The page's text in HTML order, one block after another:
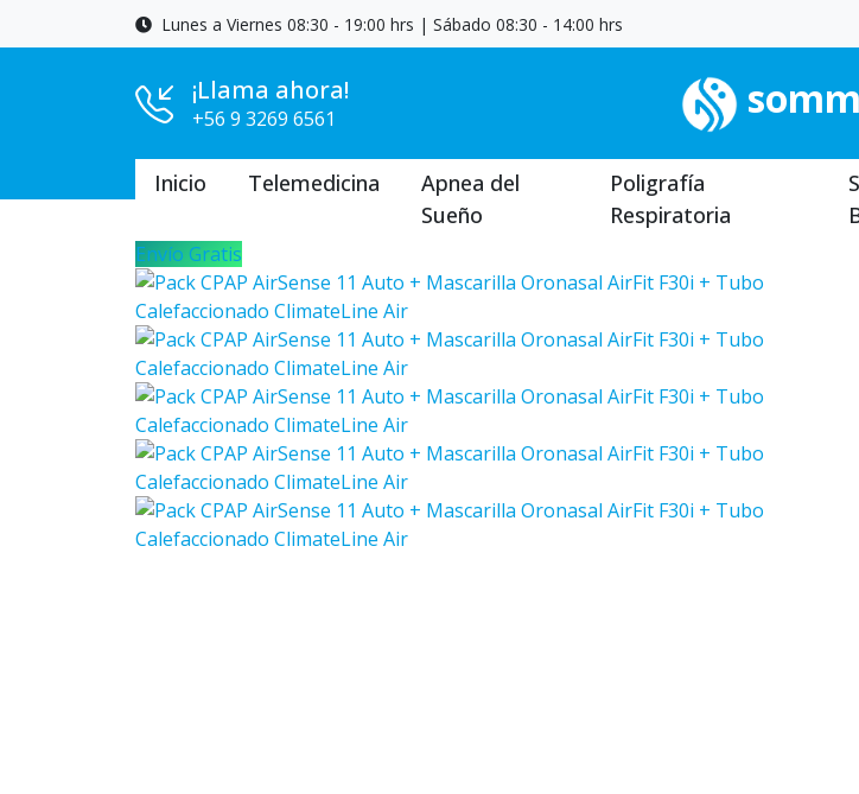
Lunes a Viernes 08:30 - 19:00 hrs | Sábado 08:30 - 14:00 hrs
¡Llama ahora!
+56 9 3269 6561
Inicio Telemedicina
Apnea del
Sueño
Poligrafía
Respiratoria
Envío Gratis